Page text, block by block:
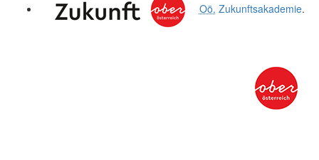
Oö. Zukunftsakademie.